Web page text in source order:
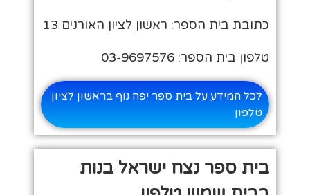
כתובת בית הספר: ראשון לציון האורנים 13
טלפון בית הספר: 03-9697576
לכל המידע על בית ספר יפה נוף בראשון לציון
טלפון
בית ספר נצח ישראל בנות